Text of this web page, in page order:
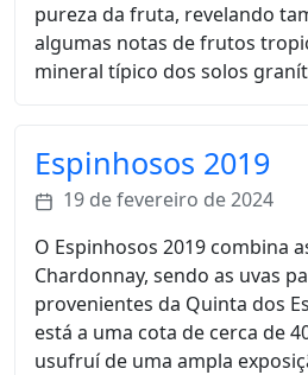
pureza da fruta, revelando
algumas notas de frutos
mineral típico dos solos
Espinhosos 2019
19 de fevereiro de 2024
O Espinhosos 2019 combina
Chardonnay, sendo as uvas
provenientes da Quinta dos
está a uma cota de cerca de
usufruí de uma ampla